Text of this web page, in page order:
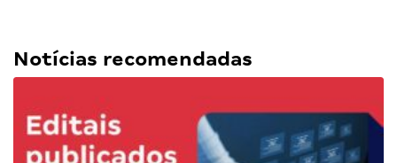
Notícias recomendadas